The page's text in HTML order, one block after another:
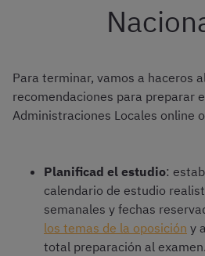
Para terminar, vamos a haceros
recomendaciones para preparar
Administraciones Locales online
Planificad el estudio:
calendario de estudio
semanales y fechas
los temas de la oposición y
total preparación al